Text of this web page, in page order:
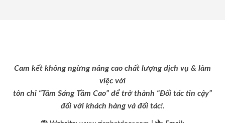
Cam kết không ngừng nâng cao chất lượng dịch vụ & làm
việc với
tôn chỉ “Tâm Sáng Tầm Cao” để trở thành “Đối tác tin cậy”
đối với khách hàng và đối tác!.